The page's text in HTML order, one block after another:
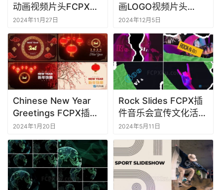
动画视频片头FCPX插
件Summer 80s Logo
2024年11月27日
画LOGO视频片头
FCPX插件Tech
Fingerprint Logo
2024年12月5日
Chinese New Year
Greetings FCPX插件
中国喜庆新春祥云灯笼
宣传片头动画
2024年1月20日
Rock Slides FCPX插
件音乐会宣传文化活动
介绍视频
2024年5月11日